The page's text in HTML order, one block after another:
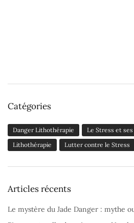
Catégories
Danger Lithothérapie
Le Stress et
Lithothérapie
Lutter contre le Stress
Articles récents
Le mystère du Jade Danger : mythe